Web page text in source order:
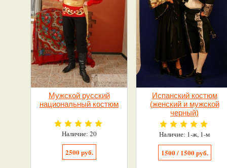
Мужской русский
национальный костюм
Наличие: 20
2500 руб.
Испанский костюм
(женский и мужской
черный)
Наличие: 1-ж, 1-м
1500 / 1500 руб.